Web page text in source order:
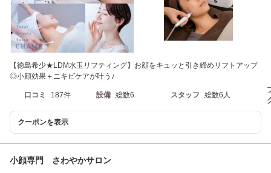
【徳島希少★LDM水玉リフティング】お顔をキュッと引き締めリフトアップ
◎小顔効果＋ニキビケアが叶う♪
口コミ 187件 設備 総数6 スタッフ 総数6人
クーポンを表示
小顔専門 さわやかサロン